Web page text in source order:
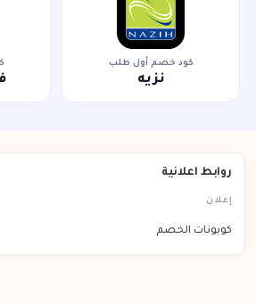
كود خصم أول طلب
نزيه
روابط اعلانية
إعلان
كوبونات الخصم